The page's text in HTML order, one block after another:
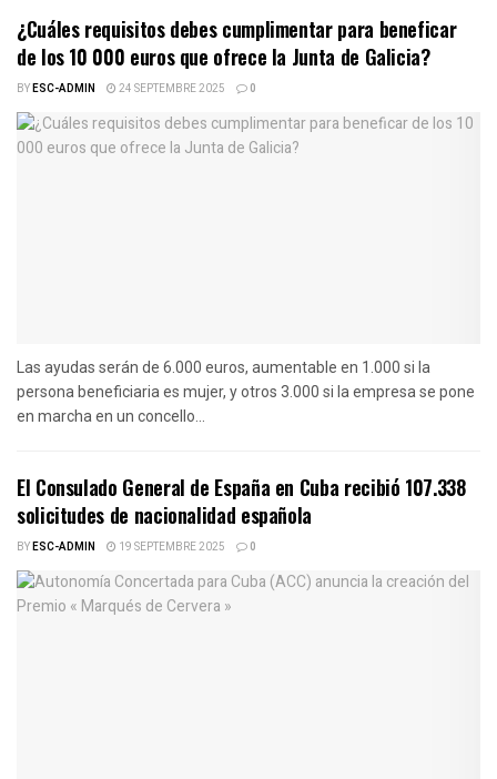
¿Cuáles requisitos debes cumplimentar para beneficar
de los 10 000 euros que ofrece la Junta de Galicia?
BYESC-ADMIN 24 SEPTEMBRE 2025 0
Las ayudas serán de 6.000 euros, aumentable en 1.000 si la
persona beneficiaria es mujer, y otros 3.000 si la empresa se pone
en marcha en un concello...
El Consulado General de España en Cuba recibió 107.338
solicitudes de nacionalidad española
BYESC-ADMIN 19 SEPTEMBRE 2025 0